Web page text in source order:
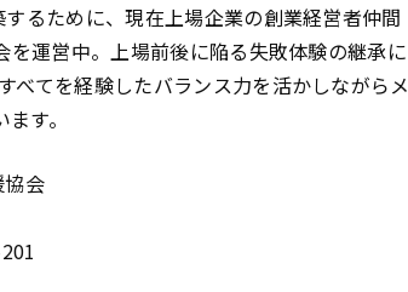
るために、現在上場企業の創業経営者仲間
運営中。上場前後に陥る失敗体験の継承に
てを経験したバランス力を活かしながらメ
す。
協会